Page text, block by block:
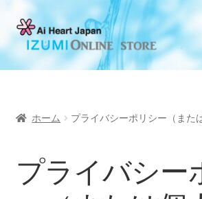
ホーム プライバシーポリシー（また
プライバシー